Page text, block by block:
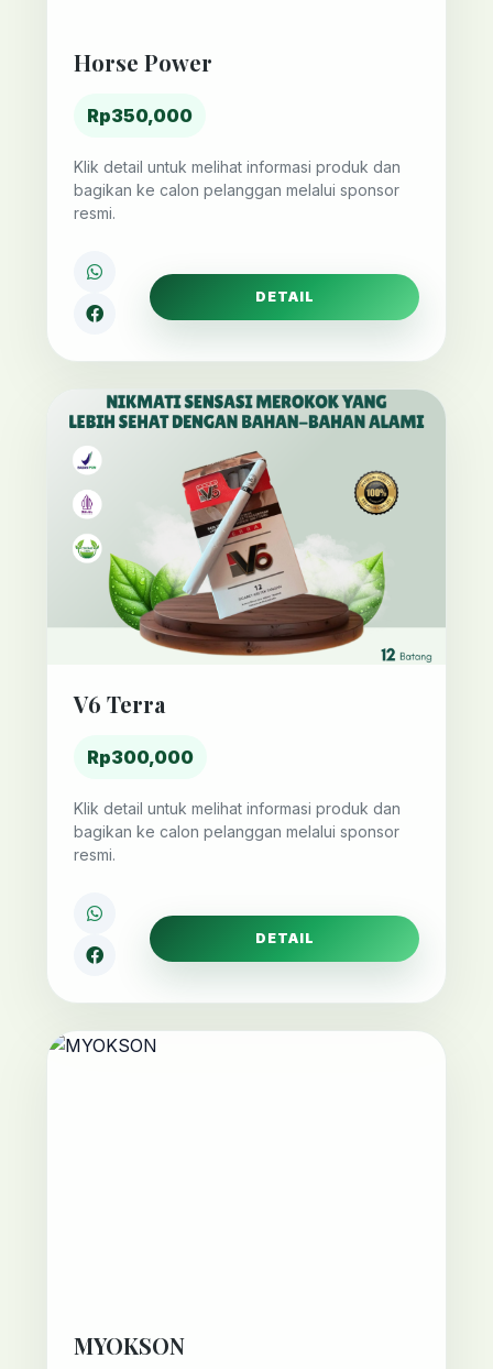
Horse Power
Rp350,000
Klik detail untuk melihat informasi produk dan
bagikan ke calon pelanggan melalui sponsor
resmi.
DETAIL
V6 Terra
Rp300,000
Klik detail untuk melihat informasi produk dan
bagikan ke calon pelanggan melalui sponsor
resmi.
DETAIL
MYOKSON